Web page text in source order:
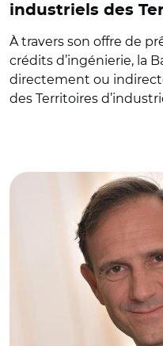
industriels des
À travers son offre de
crédits d’ingénierie, la
directement ou
des Territoires